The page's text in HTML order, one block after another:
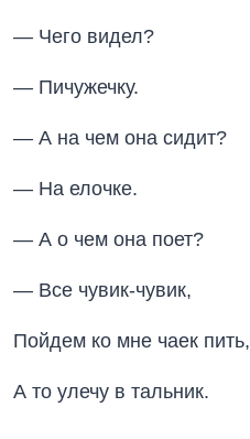
— Чего видел?
— Пичужечку.
— А на чем она сидит?
— На елочке.
— А о чем она поет?
— Все чувик-чувик,
Пойдем ко мне чаек пить,
А то улечу в тальник.